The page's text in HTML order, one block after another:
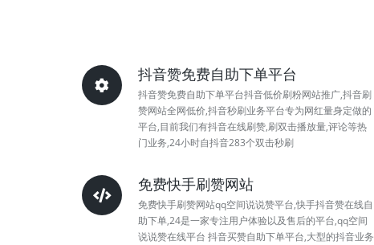
抖音赞免费自助下单平台
抖音赞免费自助下单平台抖音低价刷粉网站推广,抖音刷
赞网站全网低价,抖音秒刷业务平台专为网红量身定做的
平台,目前我们有抖音在线刷赞,刷双击播放量,评论等热
门业务,24小时自抖音283个双击秒刷
免费快手刷赞网站
免费快手刷赞网站qq空间说说赞平台,快手抖音赞在线自
助下单,24是一家专注用户体验以及售后的平台,qq空间
说说赞在线平台 抖音买赞自助下单平台,大型的抖音业务